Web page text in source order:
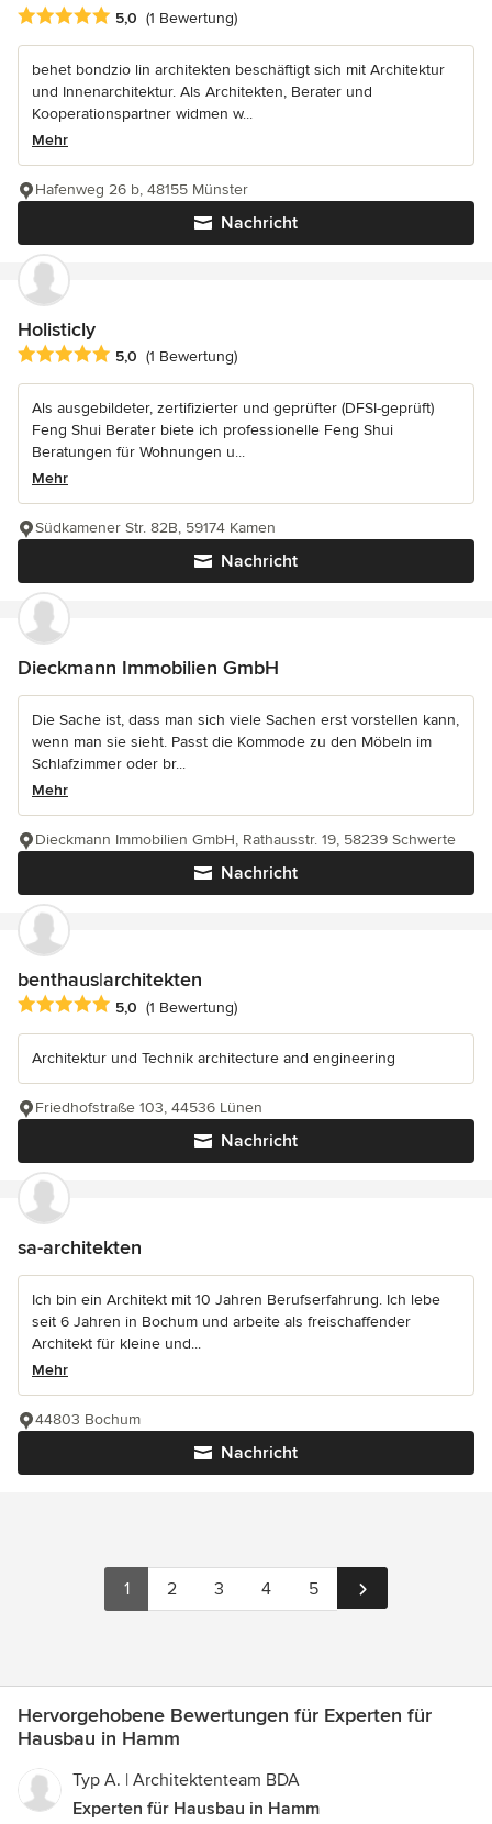
Durchschnittliche Bewertung: 5 von 5 Sternen
5,0 (1 Bewertung)
behet bondzio lin architekten beschäftigt sich mit Architektur
und Innenarchitektur. Als Architekten, Berater und
Kooperationspartner widmen w...
Mehr
Nachricht
Hafenweg 26 b, 48155 Münster
Holisticly
Durchschnittliche Bewertung: 5 von 5 Sternen
5,0 (1 Bewertung)
Als ausgebildeter, zertifizierter und geprüfter (DFSI-geprüft)
Feng Shui Berater biete ich professionelle Feng Shui
Beratungen für Wohnungen u...
Mehr
Nachricht
Südkamener Str. 82B, 59174 Kamen
Dieckmann Immobilien GmbH
Die Sache ist, dass man sich viele Sachen erst vorstellen kann,
wenn man sie sieht. Passt die Kommode zu den Möbeln im
Schlafzimmer oder br...
Mehr
Nachricht
Dieckmann Immobilien GmbH, Rathausstr. 19, 58239 Schwerte
benthaus|architekten
Durchschnittliche Bewertung: 5 von 5 Sternen
5,0 (1 Bewertung)
Architektur und Technik architecture and engineering
Nachricht
Friedhofstraße 103, 44536 Lünen
sa-architekten
Ich bin ein Architekt mit 10 Jahren Berufserfahrung. Ich lebe
seit 6 Jahren in Bochum und arbeite als freischaffender
Architekt für kleine und...
Mehr
Nachricht
44803 Bochum
1 2 3 4 5
Hervorgehobene Bewertungen für Experten für
Hausbau in Hamm
Typ A. | Architektenteam BDA
Experten für Hausbau in Hamm